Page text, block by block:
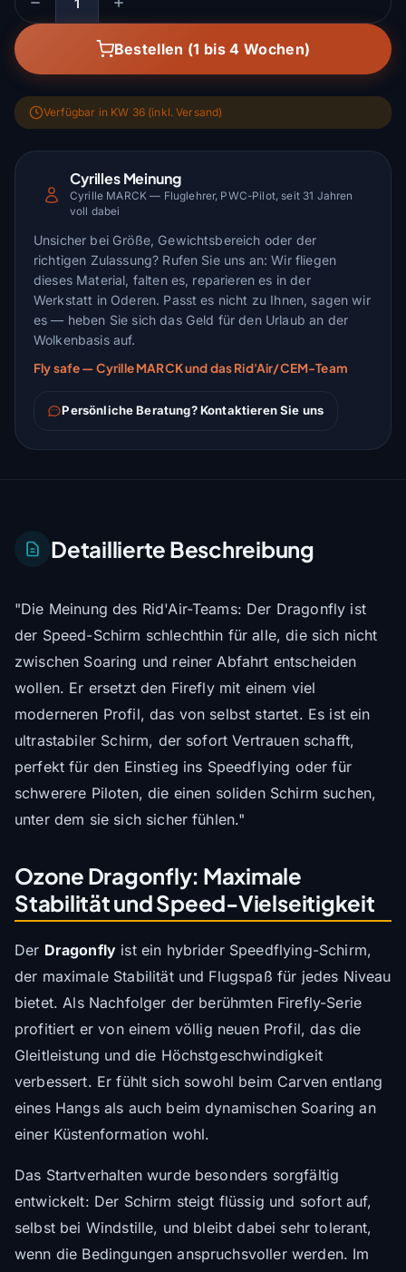
Menge
Bestellen (1 bis 4 Wochen)
Verfügbar in KW 36 (inkl. Versand)
Cyrilles Meinung
Cyrille MARCK — Fluglehrer, PWC-Pilot, seit 31 Jahren
voll dabei
Unsicher bei Größe, Gewichtsbereich oder der
richtigen Zulassung? Rufen Sie uns an: Wir fliegen
dieses Material, falten es, reparieren es in der
Werkstatt in Oderen. Passt es nicht zu Ihnen, sagen wir
es — heben Sie sich das Geld für den Urlaub an der
Wolkenbasis auf.
Fly safe — Cyrille MARCK und das Rid'Air/CEM-Team
Persönliche Beratung? Kontaktieren Sie uns
Detaillierte Beschreibung
"Die Meinung des Rid'Air-Teams: Der Dragonfly ist
der Speed-Schirm schlechthin für alle, die sich nicht
zwischen Soaring und reiner Abfahrt entscheiden
wollen. Er ersetzt den Firefly mit einem viel
moderneren Profil, das von selbst startet. Es ist ein
ultrastabiler Schirm, der sofort Vertrauen schafft,
perfekt für den Einstieg ins Speedflying oder für
schwerere Piloten, die einen soliden Schirm suchen,
unter dem sie sich sicher fühlen."
Ozone Dragonfly: Maximale
Stabilität und Speed-Vielseitigkeit
Der Dragonfly ist ein hybrider Speedflying-Schirm,
der maximale Stabilität und Flugspaß für jedes Niveau
bietet. Als Nachfolger der berühmten Firefly-Serie
profitiert er von einem völlig neuen Profil, das die
Gleitleistung und die Höchstgeschwindigkeit
verbessert. Er fühlt sich sowohl beim Carven entlang
eines Hangs als auch beim dynamischen Soaring an
einer Küstenformation wohl.
Das Startverhalten wurde besonders sorgfältig
entwickelt: Der Schirm steigt flüssig und sofort auf,
selbst bei Windstille, und bleibt dabei sehr tolerant,
wenn die Bedingungen anspruchsvoller werden. Im